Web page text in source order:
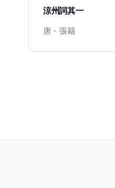
涼州詞其一
唐 - 張籍